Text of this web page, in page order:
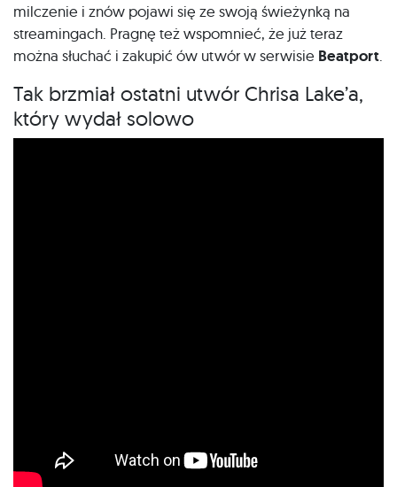
milczenie i znów pojawi się ze swoją świeżynką na
streamingach. Pragnę też wspomnieć, że już teraz
można słuchać i zakupić ów utwór w serwisie Beatport
Tak brzmiał ostatni utwór Chrisa Lake’a,
który wydał solowo